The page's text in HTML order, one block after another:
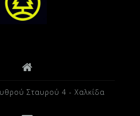
Σταυρού 4 - Χαλκίδα